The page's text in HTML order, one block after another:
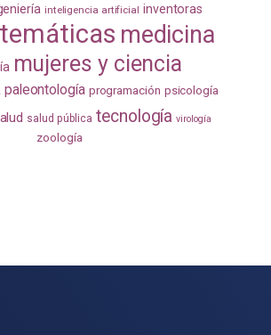
inteligencia artificial inventoras
medicina
mujeres y ciencia
paleontología programación psicología
salud pública tecnología virología
zoología